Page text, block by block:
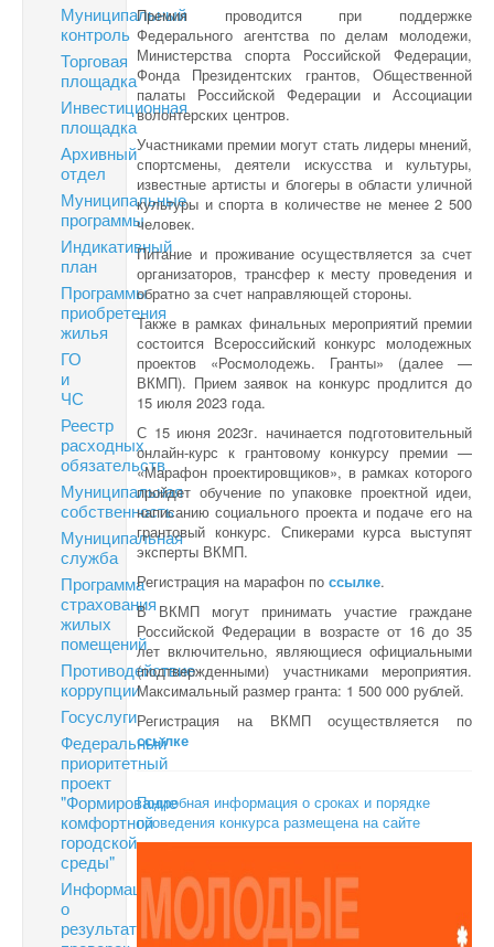
Муниципальный
контроль
Торговая
площадка
Инвестиционная
площадка
Архивный
отдел
Муниципальные
программы
Индикативный
план
Программы
приобретения
жилья
ГО
и
ЧС
Реестр
расходных
обязательств
Муниципальная
собственность
Муниципальная
служба
Программа
страхования
жилых
помещений
Противодействие
коррупции
Госуслуги
Федеральный
приоритетный
проект
"Формирование
комфортной
городской
среды"
Информация
о
результатах
Премия проводится при поддержке
Федерального агентства по делам молодежи,
Министерства спорта Российской Федерации,
Фонда Президентских грантов, Общественной
палаты Российской Федерации и Ассоциации
волонтерских центров.
Участниками премии могут стать лидеры мнений,
спортсмены, деятели искусства и культуры,
известные артисты и блогеры в области уличной
культуры и спорта в количестве не менее 2 500
человек.
Питание и проживание осуществляется за счет
организаторов, трансфер к месту проведения и
обратно за счет направляющей стороны.
Также в рамках финальных мероприятий премии
состоится Всероссийский конкурс молодежных
проектов «Росмолодежь. Гранты» (далее —
ВКМП). Прием заявок на конкурс продлится до
15 июля 2023 года.
С 15 июня 2023г. начинается подготовительный
онлайн-курс к грантовому конкурсу премии —
«Марафон проектировщиков», в рамках которого
пройдет обучение по упаковке проектной идеи,
написанию социального проекта и подаче его на
грантовый конкурс. Спикерами курса выступят
эксперты ВКМП.
Регистрация на марафон поссылке.
В ВКМП могут принимать участие граждане
Российской Федерации в возрасте от 16 до 35
лет включительно, являющиеся официальными
(подтвержденными) участниками мероприятия.
Максимальный размер гранта: 1 500 000 рублей.
Регистрация на ВКМП осуществляется по
ссылке
Подробная информация о сроках и порядке
проведения конкурса размещена на сайте